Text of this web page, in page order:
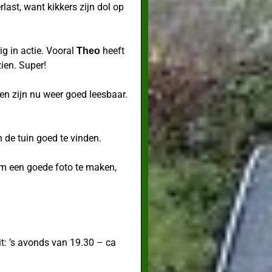
want kikkers zijn dol op
in actie. Vooral Theo heeft
Super!
zijn nu weer goed leesbaar.
tuin goed te vinden.
een goede foto te maken,
’s avonds van 19.30 – ca